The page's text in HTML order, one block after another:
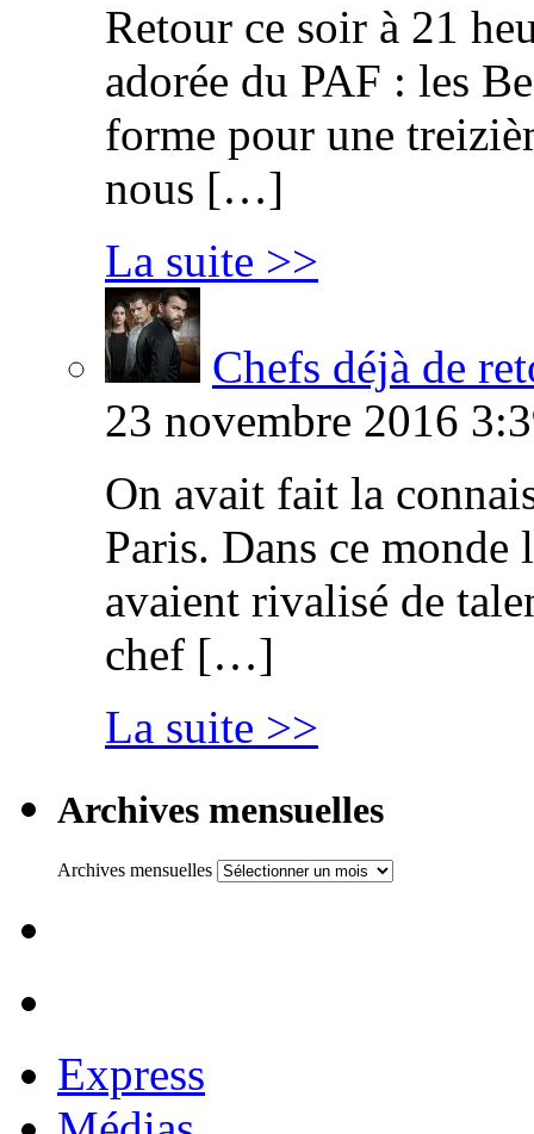
Retour ce soir à 21
adorée du PAF : les
forme pour une
nous […]
La suite >>
Chefs déjà de
23 novembre 2016
On avait fait la
Paris. Dans ce
avaient rivalisé de
chef […]
La suite >>
Archives mensuelles
Archives mensuelles
Express